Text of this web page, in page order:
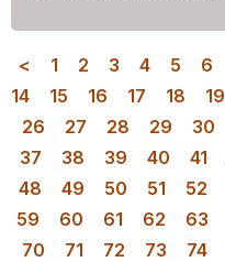
< 1 2 3 4 5 6
14
15 16 17 18 19
26
27 28 29 30
37
38 39 40 41
48
49 50 51 52
59
60 61 62 63
70
71 72 73 74